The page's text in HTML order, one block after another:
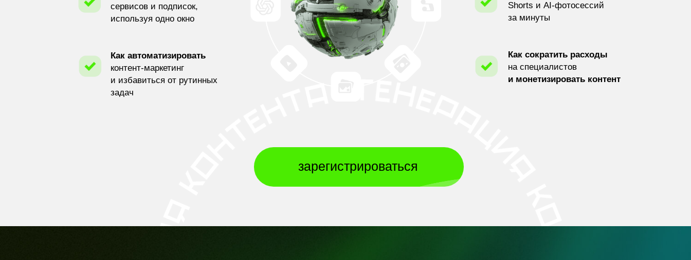
зарегистрироваться
сервисов и подписок,
используя одно окно
Как автоматизировать
контент-маркетинг
и избавиться от рутинных
задач
Shorts и AI-фотосессий
за минуты
Как сократить расходы
на специалистов
и монетизировать контент